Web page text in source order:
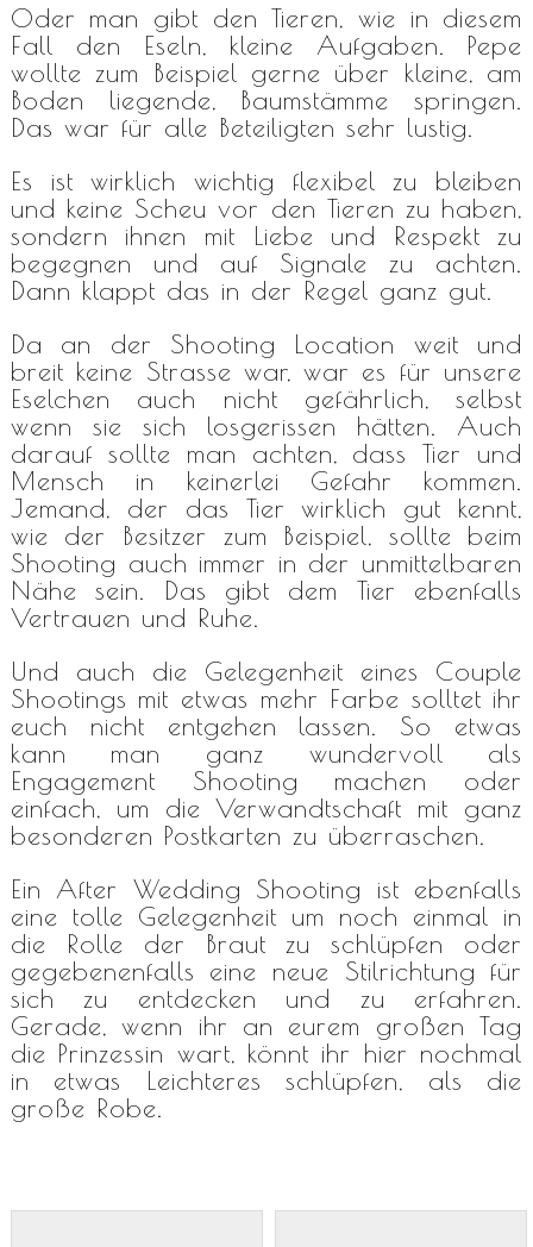
Oder man gibt den Tieren, wie in diesem
Fall den Eseln, kleine Aufgaben. Pepe
wollte zum Beispiel gerne über kleine, am
Boden liegende, Baumstämme springen.
Das war für alle Beteiligten sehr lustig.
Es ist wirklich wichtig flexibel zu bleiben
und keine Scheu vor den Tieren zu haben,
sondern ihnen mit Liebe und Respekt zu
begegnen und auf Signale zu achten.
Dann klappt das in der Regel ganz gut.
Da an der Shooting Location weit und
breit keine Strasse war, war es für unsere
Eselchen auch nicht gefährlich, selbst
wenn sie sich losgerissen hätten. Auch
darauf sollte man achten, dass Tier und
Mensch in keinerlei Gefahr kommen.
Jemand, der das Tier wirklich gut kennt,
wie der Besitzer zum Beispiel, sollte beim
Shooting auch immer in der unmittelbaren
Nähe sein. Das gibt dem Tier ebenfalls
Vertrauen und Ruhe.
Und auch die Gelegenheit eines Couple
Shootings mit etwas mehr Farbe solltet ihr
euch nicht entgehen lassen. So etwas
kann man ganz wundervoll als
Engagement Shooting machen oder
einfach, um die Verwandtschaft mit ganz
besonderen Postkarten zu überraschen.
Ein After Wedding Shooting ist ebenfalls
eine tolle Gelegenheit um noch einmal in
die Rolle der Braut zu schlüpfen oder
gegebenenfalls eine neue Stilrichtung für
sich zu entdecken und zu erfahren.
Gerade, wenn ihr an eurem großen Tag
die Prinzessin wart, könnt ihr hier nochmal
in etwas Leichteres schlüpfen, als die
große Robe.